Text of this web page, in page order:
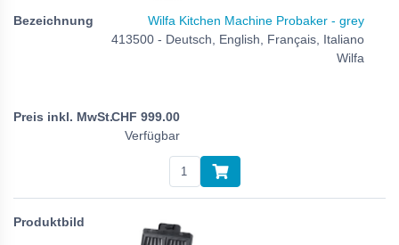
Wilfa Kitchen Machine Probaker - grey
413500 - Deutsch, English, Français, Italiano
Wilfa
CHF 999.00
Verfügbar